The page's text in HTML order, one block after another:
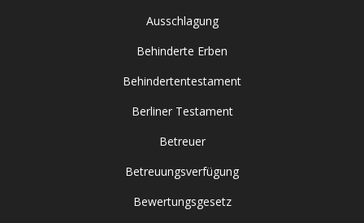
Ausschlagung
Behinderte Erben
Behindertentestament
Berliner Testament
Betreuer
Betreuungsverfügung
Bewertungsgesetz